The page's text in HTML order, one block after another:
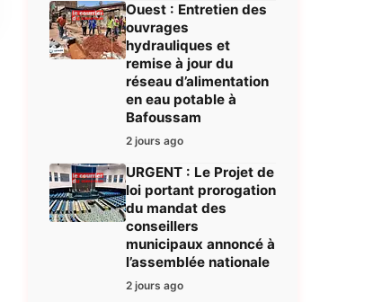
Ouest : Entretien des
ouvrages
hydrauliques et
remise à jour du
réseau d’alimentation
en eau potable à
Bafoussam
2 jours ago
URGENT : Le Projet de
loi portant prorogation
du mandat des
conseillers
municipaux annoncé à
l’assemblée nationale
2 jours ago